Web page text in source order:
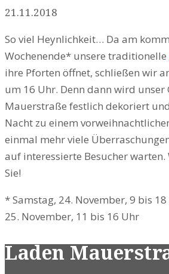
21.11.2018
So viel Heynlichkeit… Da am
Wochenende* unsere traditionelle
ihre Pforten öffnet, schließen wir
um 16 Uhr. Denn dann wird unser
Mauerstraße festlich dekoriert
Nacht zu einem
einmal mehr viele
auf interessierte Besucher warten.
Sie!
*Samstag, 24. November, 9 bis
25. November, 11 bis 16 Uhr
Laden